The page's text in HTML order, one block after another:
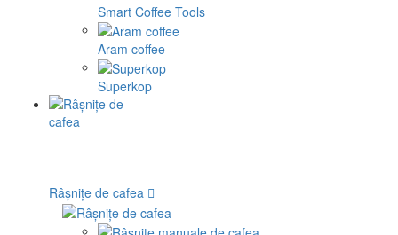
Smart Coffee Tools
Aram coffee
Superkop
Râșnițe de cafea